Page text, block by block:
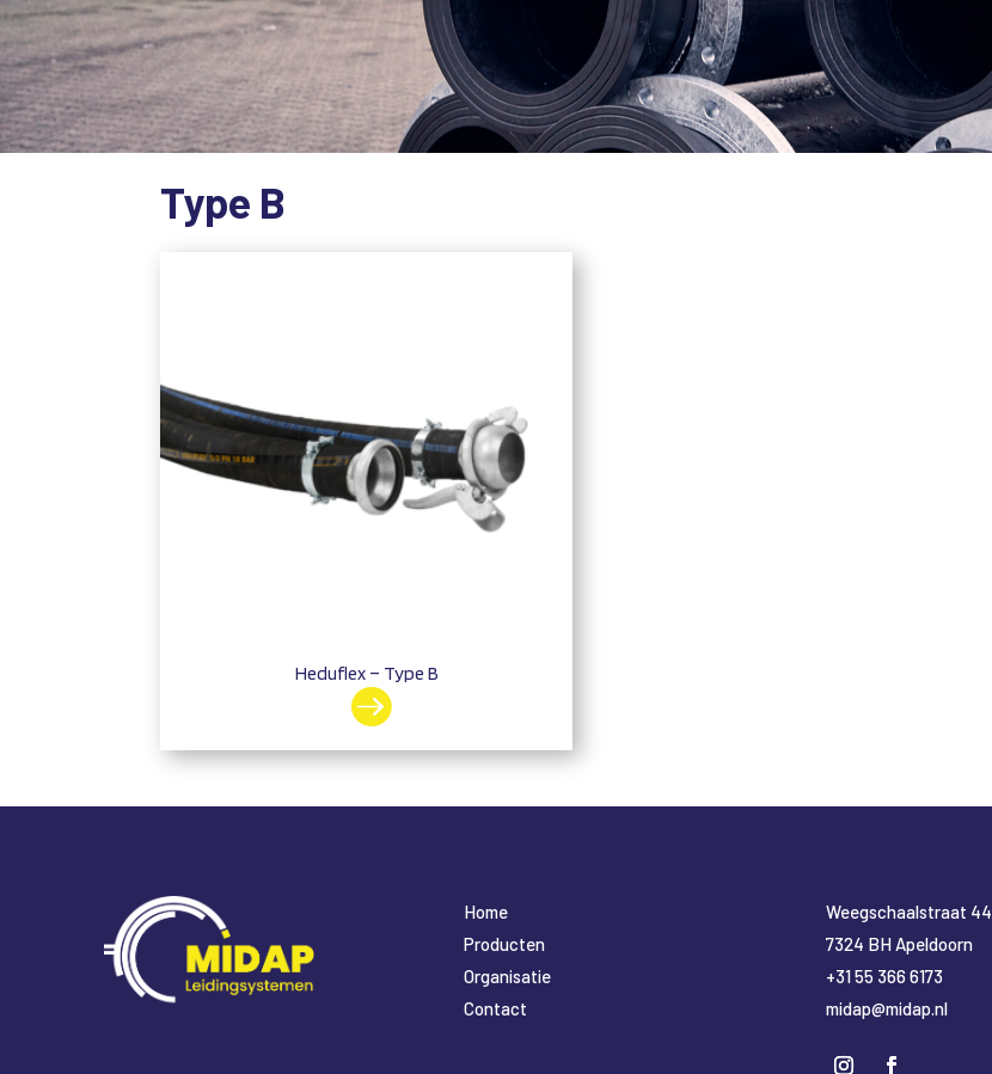
Type B
Heduflex – Type B

Home
Producten
Organisatie
Contact
​Weegschaalstraat 44
7324 BH Apeldoorn
+31 55 366 6173
midap@midap.nl